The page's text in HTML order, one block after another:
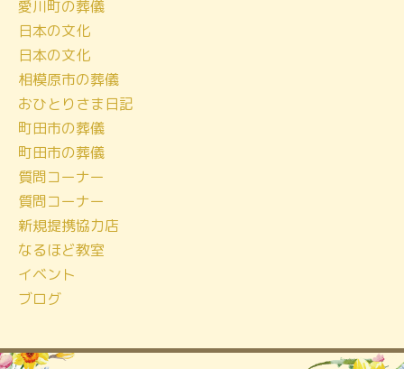
ブ
愛川町の葬儀
日本の文化
日本の文化
相模原市の葬儀
おひとりさま日記
町田市の葬儀
町田市の葬儀
質問コーナー
質問コーナー
新規提携協力店
なるほど教室
イベント
ブログ